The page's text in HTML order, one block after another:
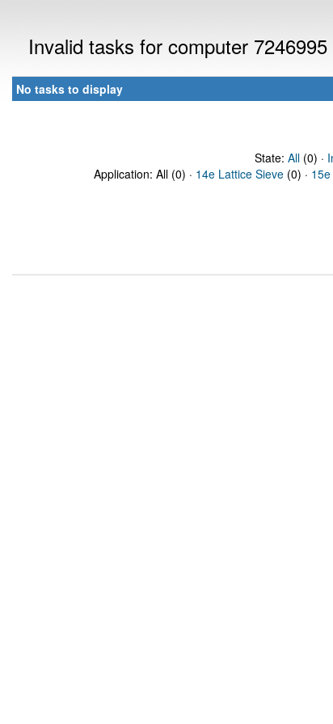
Invalid tasks for computer 7246995
No tasks to display
State: All(0) ·
Application: All (0) · 14e Lattice Sieve (0) ·